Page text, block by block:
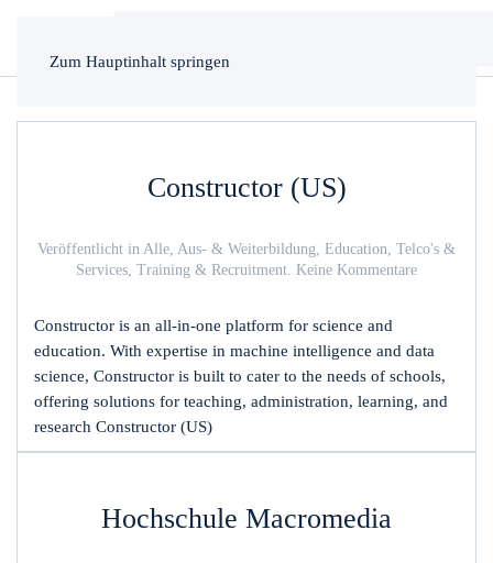
Zum Hauptinhalt springen
Constructor (US)
Veröffentlicht in Alle, Aus- & Weiterbildung, Education, Telco's &
Services, Training & Recruitment. Keine Kommentarezu
Constructor is an all-in-one platform for science and
education. With expertise in machine intelligence and data
science, Constructor is built to cater to the needs of schools,
offering solutions for teaching, administration, learning, and
research Constructor (US)
Hochschule Macromedia